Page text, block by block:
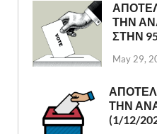
ΤΗΝ
ΣΤΗΝ
May 29,
ΤΗΝ
(1/12/